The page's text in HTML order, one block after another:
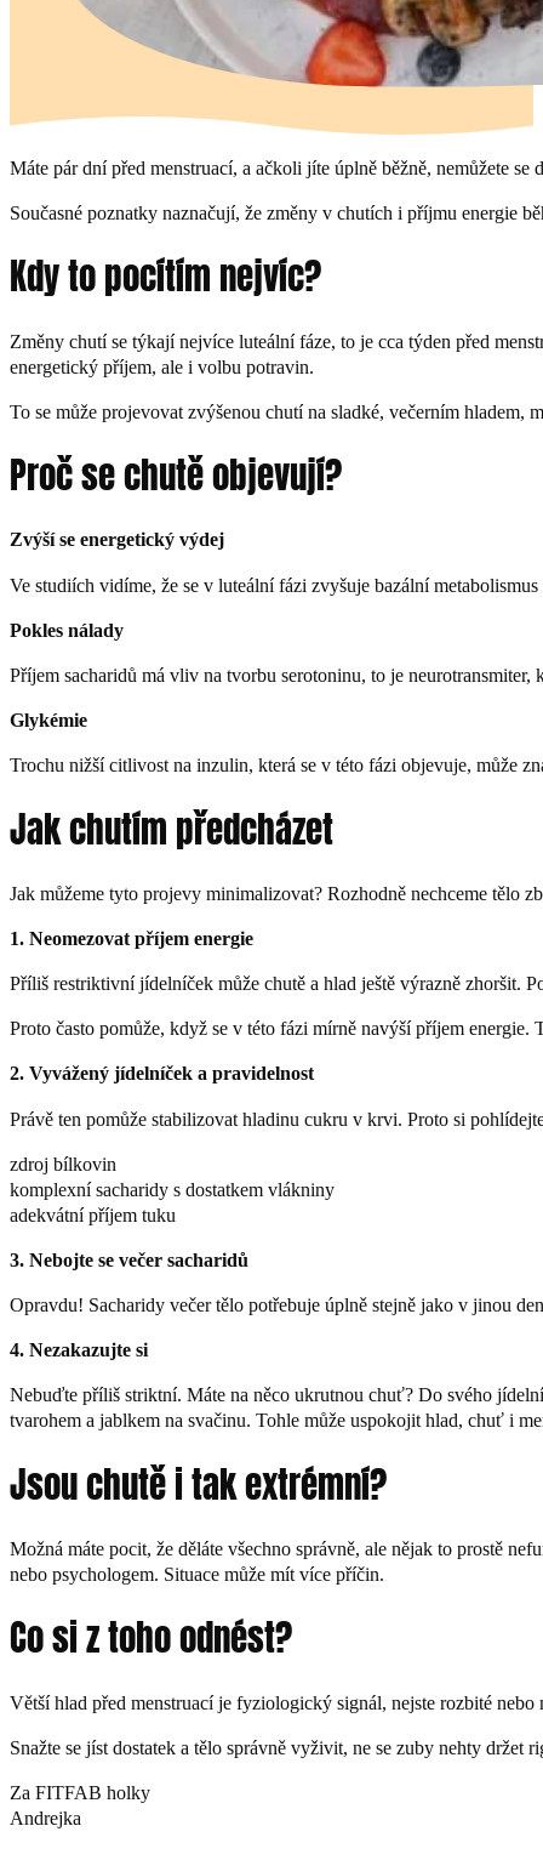
Máte pár dní před menstruací, a ačkoli jíte úplně běžně, nemůžete
Současné poznatky naznačují, že změny v chutích i příjmu energie
Kdy to pocítím nejvíc?
Změny chutí se týkají nejvíce luteální fáze, to je cca týden před
energetický příjem, ale i volbu potravin.
To se může projevovat zvýšenou chutí na sladké, večerním hladem,
Proč se chutě objevují?
Zvýší se energetický výdej
Ve studiích vidíme, že se v luteální fázi zvyšuje bazální
Pokles nálady
Příjem sacharidů má vliv na tvorbu serotoninu, to je
Glykémie
Trochu nižší citlivost na inzulin, která se v této fázi objevuje, může
Jak chutím předcházet
Jak můžeme tyto projevy minimalizovat? Rozhodně nechceme tělo
1. Neomezovat příjem energie
Příliš restriktivní jídelníček může chutě a hlad ještě výrazně zhoršit.
Proto často pomůže, když se v této fázi mírně navýší příjem
2. Vyvážený jídelníček a pravidelnost
Právě ten pomůže stabilizovat hladinu cukru v krvi. Proto si
zdroj bílkovin
komplexní sacharidy s dostatkem vlákniny
adekvátní příjem tuku
3. Nebojte se večer sacharidů
Opravdu! Sacharidy večer tělo potřebuje úplně stejně jako v jinou
4. Nezakazujte si
Nebuďte příliš striktní. Máte na něco ukrutnou chuť? Do svého
tvarohem a jablkem na svačinu. Tohle může uspokojit hlad, chuť i
Jsou chutě i tak extrémní?
Možná máte pocit, že děláte všechno správně, ale nějak to prostě
nebo psychologem. Situace může mít více příčin.
Co si z toho odnést?
Větší hlad před menstruací je fyziologický signál, nejste rozbité nebo
Snažte se jíst dostatek a tělo správně vyživit, ne se zuby nehty
Za FITFAB holky
Andrejka